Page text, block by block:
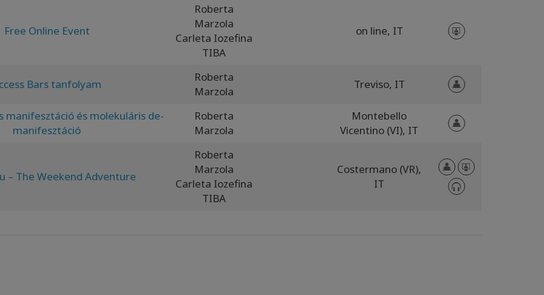
Free Online Event
Roberta
Marzola
Carleta Iozefina
TIBA
on line, IT
Bars tanfolyam
Roberta
Marzola
Treviso, IT
manifesztáció és molekuláris de-
manifesztáció
Roberta
Marzola
Montebello
Vicentino (VI), IT
– The Weekend Adventure
Roberta
Marzola
Carleta Iozefina
TIBA
Costermano (VR),
IT